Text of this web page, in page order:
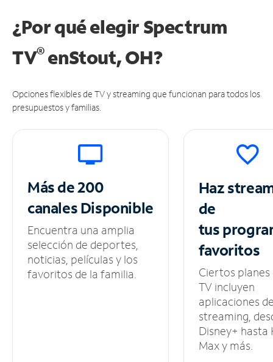
¿Por qué elegir Spectrum
TV®enStout, OH?
Opciones flexibles de TV y streaming que funcionan para todos los
presupuestos y familias.
Más de 200
canalesDisponible
Encuentra una amplia
selección de deportes,
noticias, películas y los
favoritos de la familia.
Haz
de
tus
favoritos
Ciertos planes
TV incluyen
aplicaciones
streaming,
Disney+ hasta
Max y más.